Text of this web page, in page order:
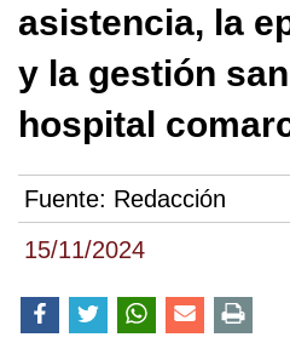
15/11/2024
asistencia, la
y la gestión
hospital
Fuente: Redacción